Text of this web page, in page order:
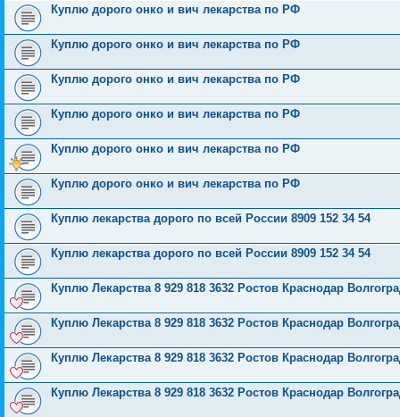
Куплю дорого онко и вич лекарства по РФ
Куплю дорого онко и вич лекарства по РФ
Куплю дорого онко и вич лекарства по РФ
Куплю дорого онко и вич лекарства по РФ
Куплю дорого онко и вич лекарства по РФ
Куплю дорого онко и вич лекарства по РФ
Куплю лекарства дорого по всей России 8909 152 34 54
Куплю лекарства дорого по всей России 8909 152 34 54
Куплю Лекарства 8 929 818 3632 Ростов Краснодар
Куплю Лекарства 8 929 818 3632 Ростов Краснодар
Куплю Лекарства 8 929 818 3632 Ростов Краснодар
Куплю Лекарства 8 929 818 3632 Ростов Краснодар